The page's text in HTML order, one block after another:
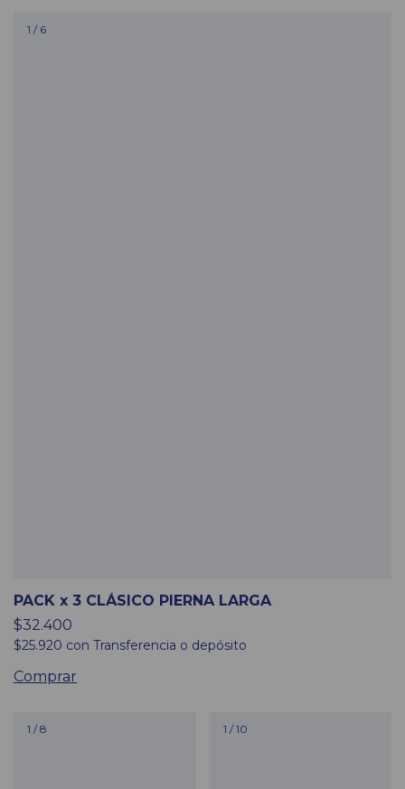
1 / 6
PACK x 3 CLÁSICO PIERNA LARGA
$32.400
$25.920 con Transferencia o depósito
Comprar
1 / 8 1 / 10